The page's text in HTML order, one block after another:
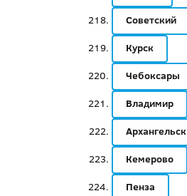
Советский
Курск
Чебоксары
Владимир
Архангельск
Кемерово
Пенза